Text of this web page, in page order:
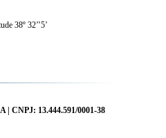
38º 32’’5’
CNPJ: 13.444.591/0001-38